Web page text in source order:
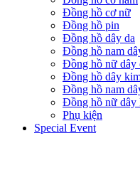
Đồng hồ cơ nữ
Đồng hồ pin
Đồng hồ dây da
Đồng hồ nam
Đồng hồ nữ dây
Đồng hồ dây
Đồng hồ nam
Đồng hồ nữ dây
Phụ kiện
Special Event